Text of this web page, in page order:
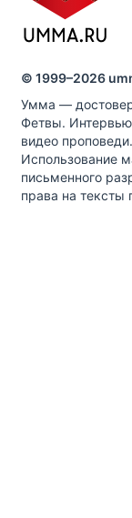
© 1999–2026
Умма —
Фетвы.
видео проповеди.
Использование
письменного
права на тексты